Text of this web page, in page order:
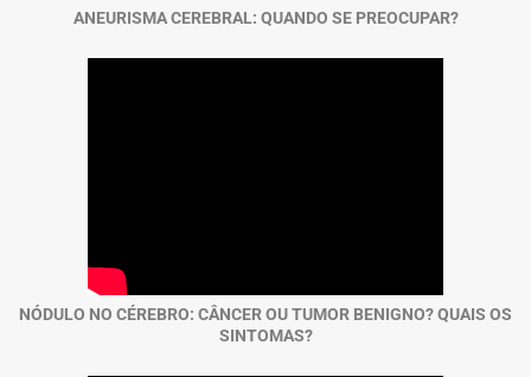
ANEURISMA CEREBRAL: QUANDO SE PREOCUPAR?
NÓDULO NO CÉREBRO: CÂNCER OU TUMOR BENIGNO? QUAIS OS
SINTOMAS?